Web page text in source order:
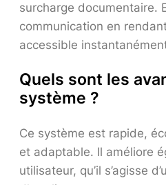
surcharge documentaire.
communication en
accessible
Quels sont les
système ?
Ce système est rapide,
et adaptable. Il améliore
utilisateur, qu’il s’agisse